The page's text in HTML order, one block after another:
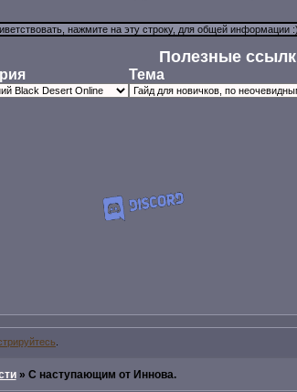
Полезные
Тема
» С наступающим от Иннова.